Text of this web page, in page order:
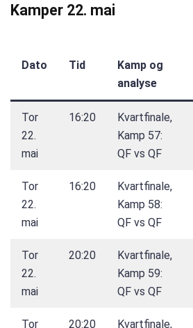
Kamper 22. mai
Dato Tid
Kamp og
analyse
Tor
22.
mai
16:20
Kvartfinale,
Kamp 57:
QF vs QF
Tor
22.
mai
16:20
Kvartfinale,
Kamp 58:
QF vs QF
Tor
22.
mai
20:20
Kvartfinale,
Kamp 59:
QF vs QF
Tor 20:20 Kvartfinale,